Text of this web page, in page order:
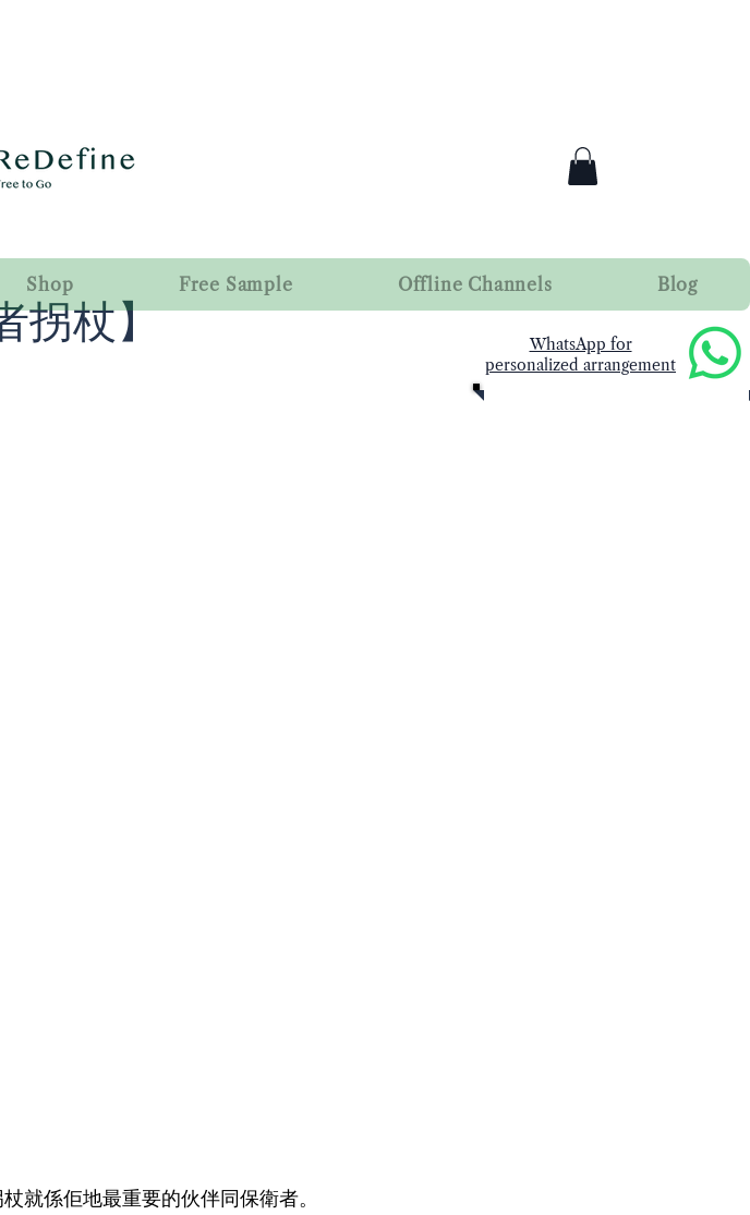
拐杖】
就係佢地最重要的伙伴同保衛者。
​WhatsApp for
personalized arrangement
Shop Free Sample Offline Channels Blog